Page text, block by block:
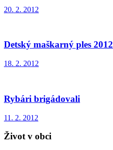
20. 2. 2012
Detský maškarný ples 2012
18. 2. 2012
Rybári brigádovali
11. 2. 2012
Život v obci